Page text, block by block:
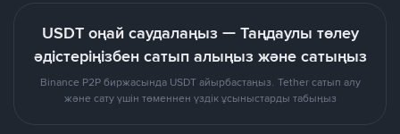
USDT оңай саудалаңыз — Таңдаулы төлеу
әдістеріңізбен сатып алыңыз және сатыңыз
Binance P2P биржасында USDT айырбастаңыз. Tether сатып алу
және сату үшін төменнен үздік ұсыныстарды табыңыз